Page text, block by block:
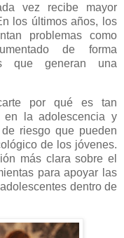
vez recibe mayor
los últimos años, los
problemas como
de forma
que generan una
por qué es tan
en la adolescencia y
riesgo que pueden
de los jóvenes.
más clara sobre el
para apoyar las
dentro de